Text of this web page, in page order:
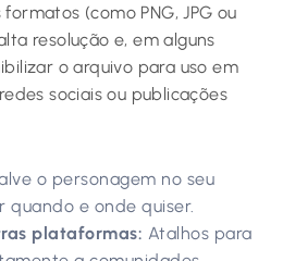
(como PNG, JPG ou
resolução e, em alguns
o arquivo para uso em
sociais ou publicações
o personagem no seu
quando e onde quiser.
plataformas: Atalhos para